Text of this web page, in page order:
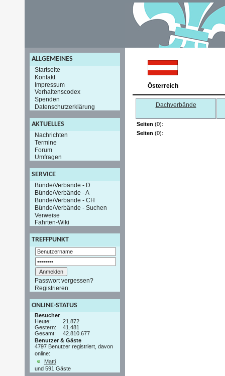
ALLGEMEINES
Startseite
Kontakt
Impressum
Verhaltenscodex
Spenden
Datenschutzerklärung
AKTUELLES
Nachrichten
Termine
Forum
Umfragen
SERVICE
Bünde/Verbände - D
Bünde/Verbände - A
Bünde/Verbände - CH
Bünde/Verbände - Suchen
Verweise
Fahrten-Wiki
TREFFPUNKT
Passwort vergessen?
Registrieren
ONLINE-STATUS
Besucher
Heute:
21.872
Gestern:
41.481
Gesamt:
42.810.677
Benutzer & Gäste
4797 Benutzer registriert, davon
online:
Matti
und 591 Gäste
Österreich
Dachverbände
Seiten (0):
Seiten (0):